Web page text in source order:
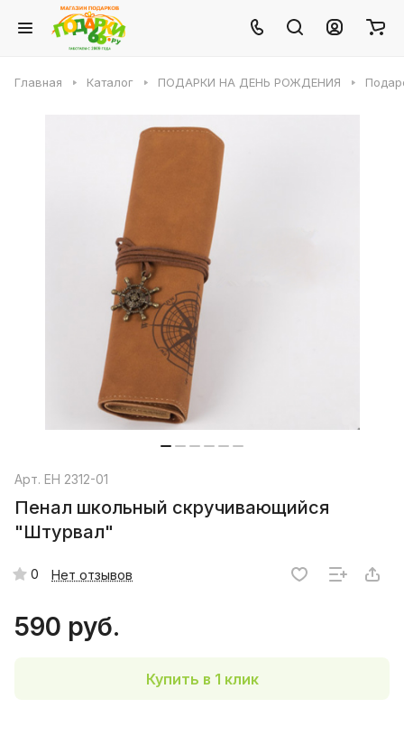
Главная Каталог ПОДАРКИ НА ДЕНЬ РОЖДЕНИЯ
Арт. EH 2312-01
Пенал школьный скручивающийся
"Штурвал"
0 Нет отзывов
590 руб.
Купить в 1 клик